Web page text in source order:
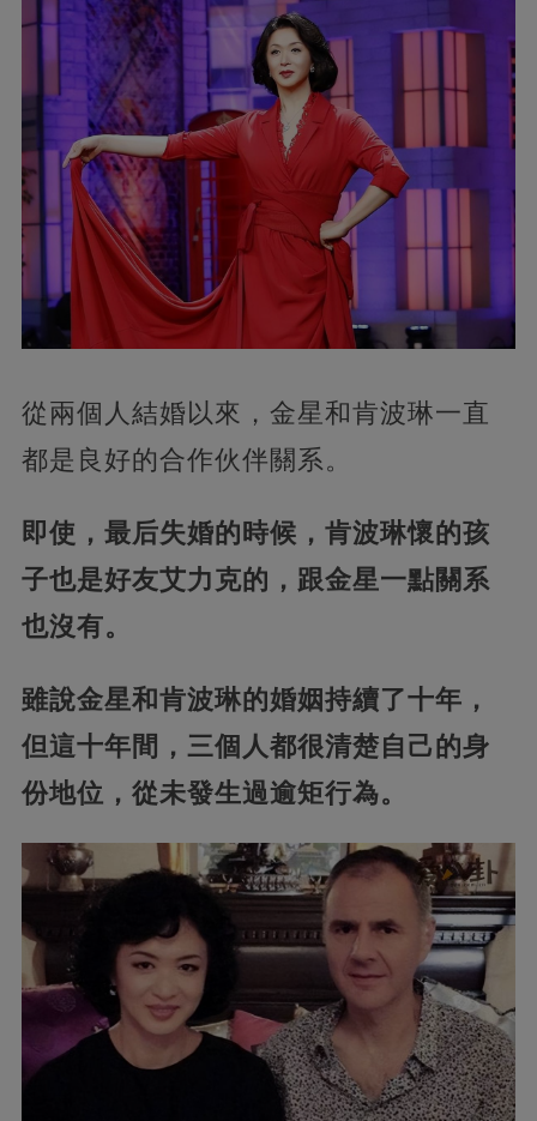
從兩個人結婚以來，金星和肯波琳一直
都是良好的合作伙伴關系。
即使，最后失婚的時候，肯波琳懷的孩
子也是好友艾力克的，跟金星一點關系
也沒有。
雖說金星和肯波琳的婚姻持續了十年，
但這十年間，三個人都很清楚自己的身
份地位，從未發生過逾矩行為。